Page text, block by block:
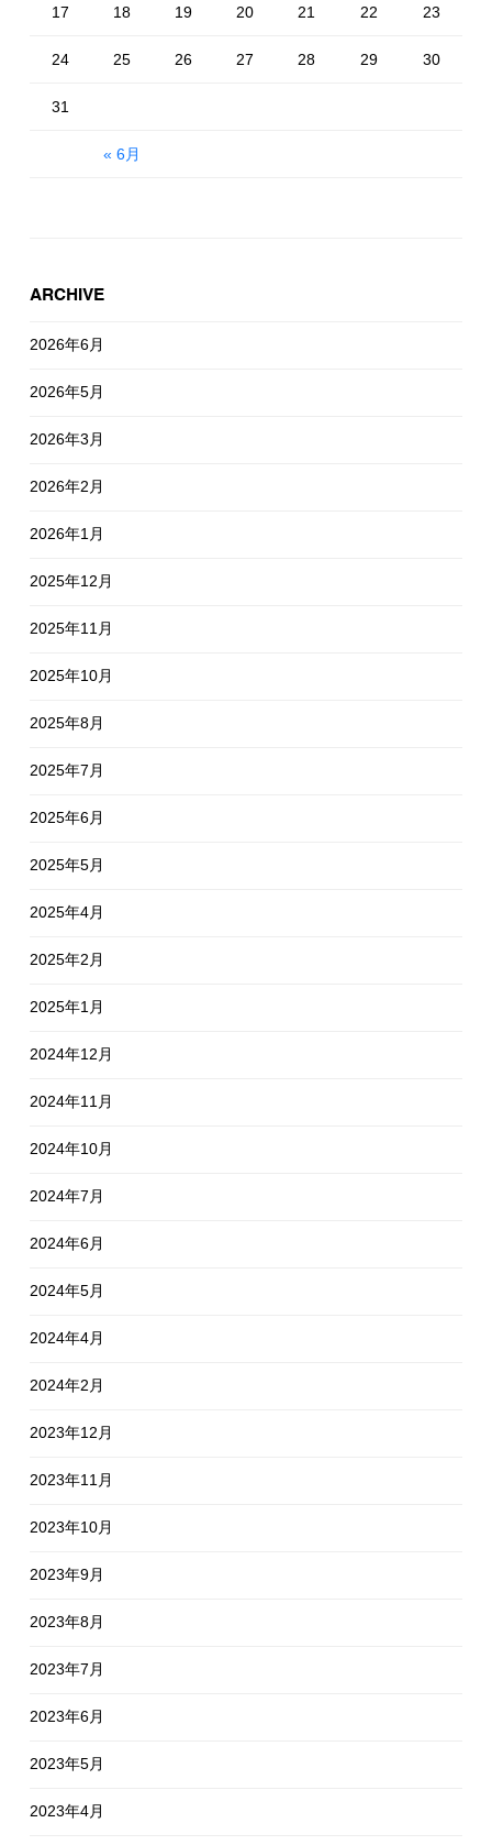
« 6月
17 18 19 20 21 22 23
24 25 26 27 28 29 30
31
ARCHIVE
2026年6月
2026年5月
2026年3月
2026年2月
2026年1月
2025年12月
2025年11月
2025年10月
2025年8月
2025年7月
2025年6月
2025年5月
2025年4月
2025年2月
2025年1月
2024年12月
2024年11月
2024年10月
2024年7月
2024年6月
2024年5月
2024年4月
2024年2月
2023年12月
2023年11月
2023年10月
2023年9月
2023年8月
2023年7月
2023年6月
2023年5月
2023年4月